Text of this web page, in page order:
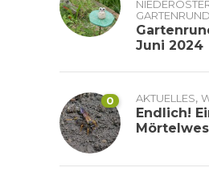
Juni 2024
0 AKTUELLES,
Endlich!